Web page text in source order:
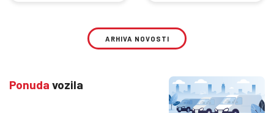
ARHIVA NOVOSTI
Ponuda vozila